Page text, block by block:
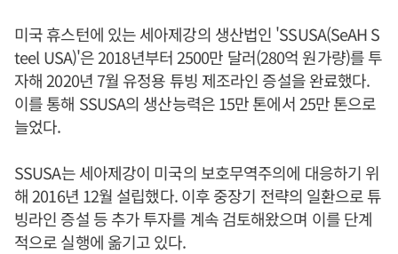
미국 휴스턴에 있는 세아제강의 생산법인 'SSUSA(SeAH S
teel USA)'은 2018년부터 2500만 달러(280억 원가량)를 투
자해 2020년 7월 유정용 튜빙 제조라인 증설을 완료했다.
이를 통해 SSUSA의 생산능력은 15만 톤에서 25만 톤으로
늘었다.
SSUSA는 세아제강이 미국의 보호무역주의에 대응하기 위
해 2016년 12월 설립했다. 이후 중장기 전략의 일환으로 튜
빙라인 증설 등 추가 투자를 계속 검토해왔으며 이를 단계
적으로 실행에 옮기고 있다.